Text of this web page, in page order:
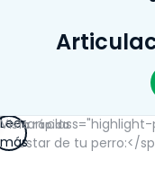
Vista rápida
Leer
más